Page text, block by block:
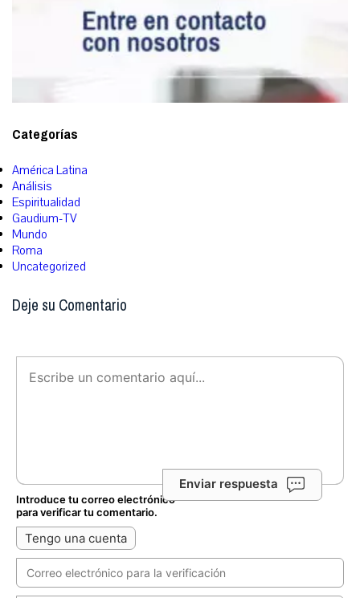
Categorías
América Latina
Análisis
Espiritualidad
Gaudium-TV
Mundo
Roma
Uncategorized
Deje su Comentario
Enviar respuesta
Introduce tu correo electrónico
para verificar tu comentario.
Tengo una cuenta